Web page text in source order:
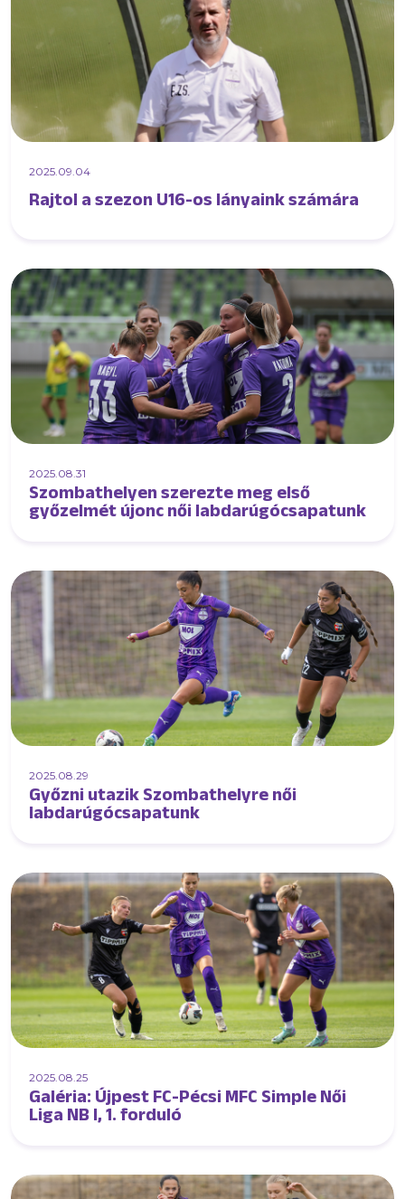
2025.09.04
Rajtol a szezon U16-os lányaink számára
2025.08.31
Szombathelyen szerezte meg első
győzelmét újonc női labdarúgócsapatunk
2025.08.29
Győzni utazik Szombathelyre női
labdarúgócsapatunk
2025.08.25
Galéria: Újpest FC-Pécsi MFC Simple Női
Liga NB I, 1. forduló